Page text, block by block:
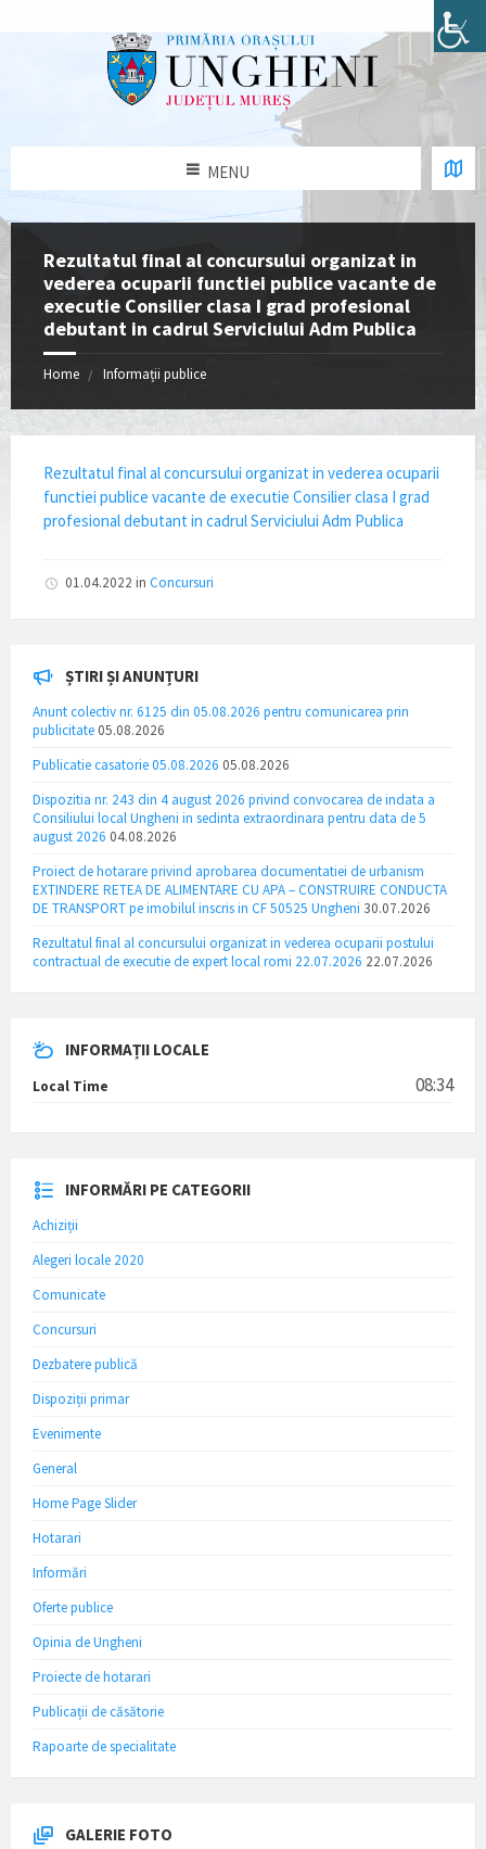
MENU
Rezultatul final al concursului organizat in
vederea ocuparii functiei publice vacante de
executie Consilier clasa I grad profesional
debutant in cadrul Serviciului Adm Publica
Home Informații publice
Rezultatul final al concursului organizat in vederea ocuparii
functiei publice vacante de executie Consilier clasa I grad
profesional debutant in cadrul Serviciului Adm Publica
01.04.2022 in Concursuri
ȘTIRI ȘI ANUNȚURI
Anunt colectiv nr. 6125 din 05.08.2026 pentru comunicarea prin
publicitate 05.08.2026
Publicatie casatorie 05.08.2026 05.08.2026
Dispozitia nr. 243 din 4 august 2026 privind convocarea de indata a
Consiliului local Ungheni in sedinta extraordinara pentru data de 5
august 2026 04.08.2026
Proiect de hotarare privind aprobarea documentatiei de urbanism
EXTINDERE RETEA DE ALIMENTARE CU APA – CONSTRUIRE CONDUCTA
DE TRANSPORT pe imobilul inscris in CF 50525 Ungheni 30.07.2026
Rezultatul final al concursului organizat in vederea ocuparii postului
contractual de executie de expert local romi 22.07.2026 22.07.2026
INFORMAȚII LOCALE
Local Time 08:34
INFORMĂRI PE CATEGORII
Achiziții
Alegeri locale 2020
Comunicate
Concursuri
Dezbatere publică
Dispoziții primar
Evenimente
General
Home Page Slider
Hotarari
Informări
Oferte publice
Opinia de Ungheni
Proiecte de hotarari
Publicații de căsătorie
Rapoarte de specialitate
GALERIE FOTO